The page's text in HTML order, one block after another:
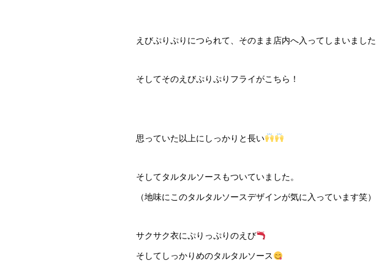
えびぷりぷりにつられて、そのまま店内へ入ってしまいました
そしてそのえびぷりぷりフライがこちら！
思っていた以上にしっかりと長い
そしてタルタルソースもついていました。
（地味にこのタルタルソースデザインが気に入っています笑）
サクサク衣にぷりっぷりのえび
そしてしっかりめのタルタルソース